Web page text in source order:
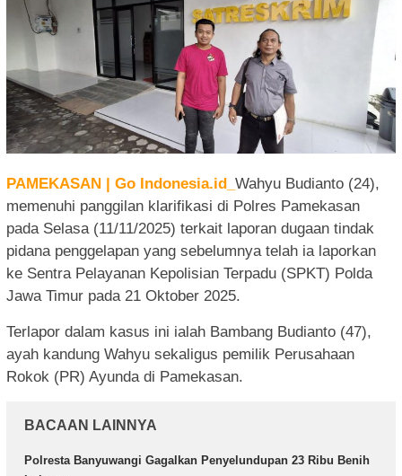
PAMEKASAN | Go Indonesia.id_ Wahyu Budianto (24),
memenuhi panggilan klarifikasi di Polres Pamekasan
pada Selasa (11/11/2025) terkait laporan dugaan tindak
pidana penggelapan yang sebelumnya telah ia laporkan
ke Sentra Pelayanan Kepolisian Terpadu (SPKT) Polda
Jawa Timur pada 21 Oktober 2025.
Terlapor dalam kasus ini ialah Bambang Budianto (47),
ayah kandung Wahyu sekaligus pemilik Perusahaan
Rokok (PR) Ayunda di Pamekasan.
BACAAN LAINNYA
Polresta Banyuwangi Gagalkan Penyelundupan 23 Ribu Benih